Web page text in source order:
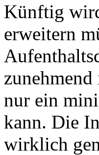
Künftig
erweitern
nur ein
kann. Die
wirklich